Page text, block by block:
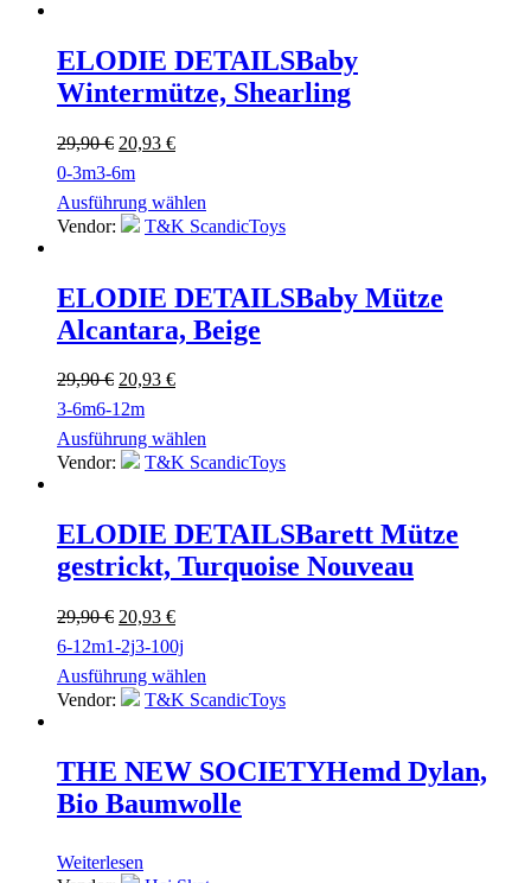
ELODIE DETAILSBaby
Wintermütze, Shearling
29,90€ Ursprünglicher
Preis
war:
29,90 €
20,93 €Aktueller
20,93 €.
0-3m3-6m
Ausführung wählen
Vendor:
T&K ScandicToys
ELODIE DETAILSBaby Mütze
Alcantara, Beige
29,90€ Ursprünglicher
Preis
war:
29,90 €
20,93 €Aktueller
20,93 €.
3-6m6-12m
Ausführung wählen
Vendor:
T&K ScandicToys
ELODIE DETAILSBarett Mütze
gestrickt, Turquoise Nouveau
29,90€ Ursprünglicher
Preis
war:
29,90 €
20,93 €Aktueller
Preis
ist:
20,93 €.
6-12m1-2j3-100j
Ausführung wählen
Vendor:
T&K ScandicToys
THE NEW SOCIETYHemd Dylan,
Bio Baumwolle
Weiterlesen